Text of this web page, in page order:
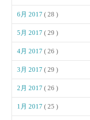
6月 2017( 28 )
5月 2017( 29 )
4月 2017( 26 )
3月 2017( 29 )
2月 2017( 26 )
1月 2017( 25 )